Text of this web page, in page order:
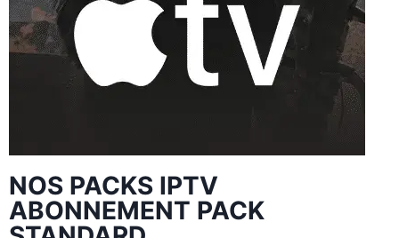
NOS PACKS IPTV
ABONNEMENT PACK